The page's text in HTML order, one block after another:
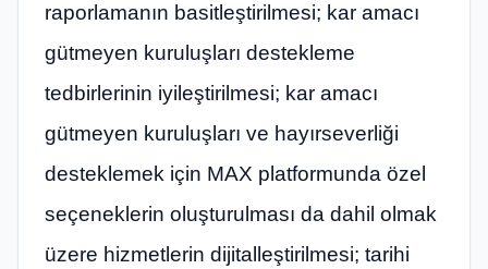
raporlamanın basitleştirilmesi; kar amacı
gütmeyen kuruluşları destekleme
tedbirlerinin iyileştirilmesi; kar amacı
gütmeyen kuruluşları ve hayırseverliği
desteklemek için MAX platformunda özel
seçeneklerin oluşturulması da dahil olmak
üzere hizmetlerin dijitalleştirilmesi; tarihi